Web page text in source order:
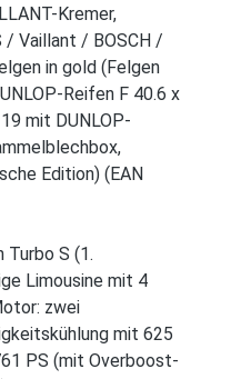
Kremer,
/ Vaillant / BOSCH /
in gold (Felgen
Reifen F 40.6 x
mit DUNLOP-
Edition) (EAN
Turbo S (1.
Limousine mit 4
zwei
mit 625
PS (mit Overboost-